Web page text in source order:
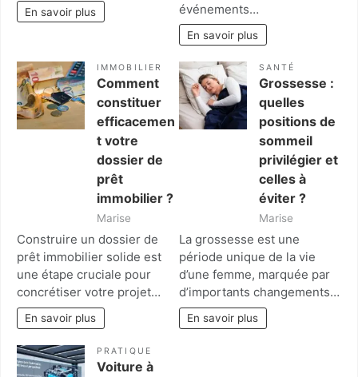
En savoir plus
événements…
En savoir plus
IMMOBILIER
Comment
constituer
efficacemen
t votre
dossier de
prêt
immobilier ?
Marise
Construire un dossier de
prêt immobilier solide est
une étape cruciale pour
concrétiser votre projet…
En savoir plus
SANTÉ
Grossesse :
quelles
positions de
sommeil
privilégier et
celles à
éviter ?
Marise
La grossesse est une
période unique de la vie
d’une femme, marquée par
d’importants changements…
En savoir plus
PRATIQUE
Voiture à